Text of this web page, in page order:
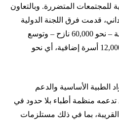
للمجتمعات المتضررة. وبالتعاون
قدمت فرق اللجنة الدولية
مساعدات مالية لـ10,000 عائلة – نحو 60,000 نازح – وتوسع
نطاق الدعم لتلبية احتياجات 12,000 أسرة إضافية، أي نحو
الطبية الأساسية والدعم
تدعمه منظمة أطباء بلا حدود في
بما في ذلك مستلزمات